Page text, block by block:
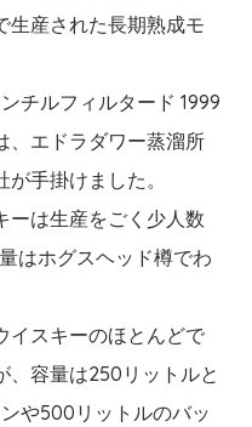
生産された長期熟成モ
チルフィルタード 1999
、エドラダワー蒸溜所
手掛けました。
ーは生産をごく少人数
はホグスヘッド樽でわ
イスキーのほとんどで
、容量は250リットルと
や500リットルのバッ